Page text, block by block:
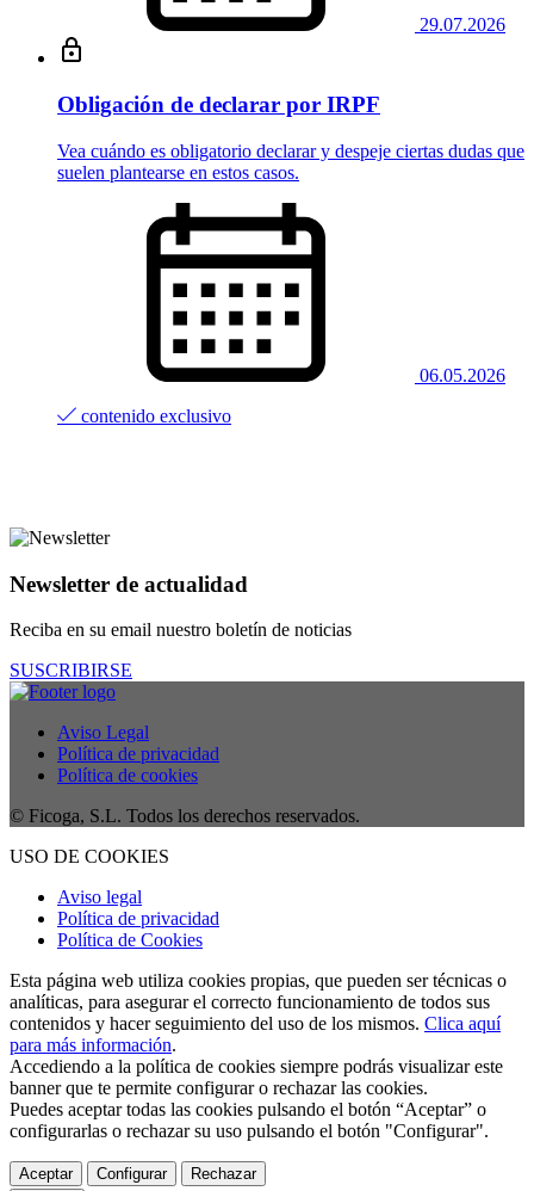
29.07.2026
Obligación de declarar por IRPF
Vea cuándo es obligatorio declarar y despeje ciertas dudas que
suelen plantearse en estos casos.
06.05.2026
contenido exclusivo
Newsletter de actualidad
Reciba en su email nuestro boletín de noticias
SUSCRIBIRSE
Aviso Legal
Política de privacidad
Política de cookies
© Ficoga, S.L. Todos los derechos reservados.
USO DE COOKIES
Aviso legal
Política de privacidad
Política de Cookies
Esta página web utiliza cookies propias, que pueden ser técnicas o
analíticas, para asegurar el correcto funcionamiento de todos sus
contenidos y hacer seguimiento del uso de los mismos. Clica aquí
para más información.
Accediendo a la política de cookies siempre podrás visualizar este
banner que te permite configurar o rechazar las cookies.
Puedes aceptar todas las cookies pulsando el botón “Aceptar” o
configurarlas o rechazar su uso pulsando el botón "Configurar".
Aceptar Configurar Rechazar